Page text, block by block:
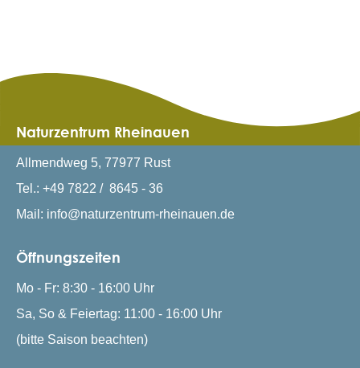
Naturzentrum Rheinauen
Allmendweg 5, 77977 Rust
Tel.: +49 7822 / 8645 - 36
Mail: info@naturzentrum-rheinauen.de
Öffnungszeiten
Mo - Fr: 8:30 - 16:00 Uhr
Sa, So & Feiertag: 11:00 - 16:00 Uhr
(bitte Saison beachten)